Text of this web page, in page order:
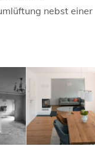
nebst einer